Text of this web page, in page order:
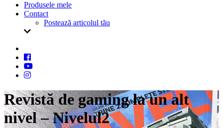
Produsele mele
Contact
Postează articolul tău
Revistă de gaming la un alt
nivel – Nivelul2